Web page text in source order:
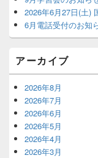
ジ
ェ
ッ
ト
リ
ア
2026年6月27日(土)
6月電話受付のお知
アーカイブ
2026年8月
2026年7月
2026年6月
2026年5月
2026年4月
2026年3月